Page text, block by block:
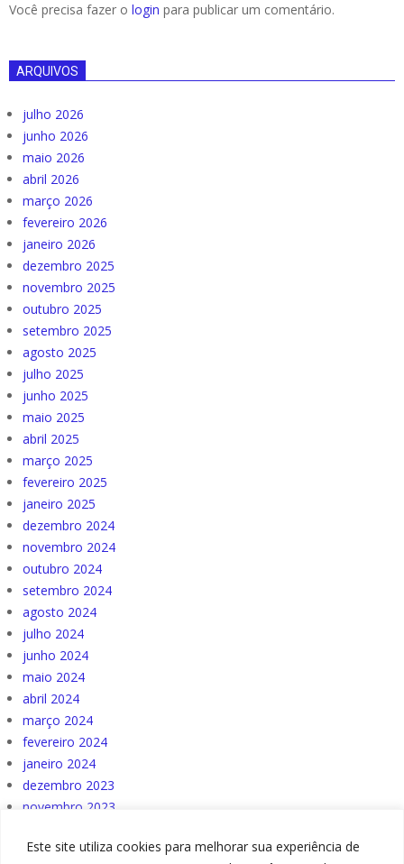
Este site utiliza cookies para melhorar sua experiência de
Você precisa fazer o login para publicar um comentário.
ARQUIVOS
julho 2026
junho 2026
maio 2026
abril 2026
março 2026
fevereiro 2026
janeiro 2026
dezembro 2025
novembro 2025
outubro 2025
setembro 2025
agosto 2025
julho 2025
junho 2025
maio 2025
abril 2025
março 2025
fevereiro 2025
janeiro 2025
dezembro 2024
novembro 2024
outubro 2024
setembro 2024
agosto 2024
julho 2024
junho 2024
maio 2024
abril 2024
março 2024
fevereiro 2024
janeiro 2024
dezembro 2023
novembro 2023